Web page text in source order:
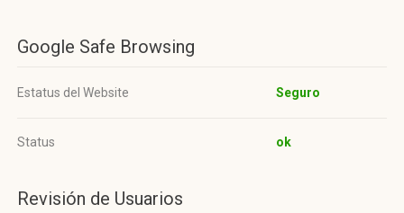
Google Safe Browsing
Estatus del Website Seguro
Status ok
Revisión de Usuarios